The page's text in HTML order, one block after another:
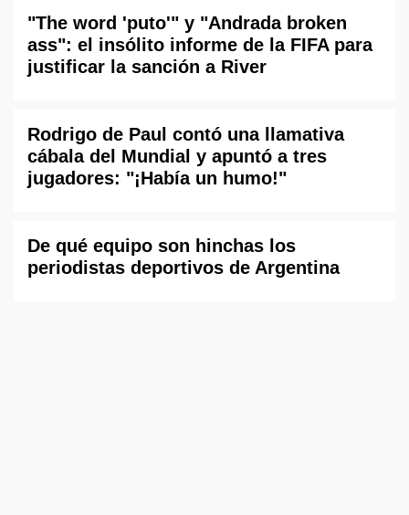
"The word 'puto'" y "Andrada broken
ass": el insólito informe de la FIFA para
justificar la sanción a River
Rodrigo de Paul contó una llamativa
cábala del Mundial y apuntó a tres
jugadores: "¡Había un humo!"
De qué equipo son hinchas los
periodistas deportivos de Argentina